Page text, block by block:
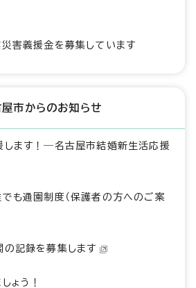
害義援金を募集しています
市からのお知らせ
します！―名古屋市結婚新生活応援
も通園制度（保護者の方へのご案
記録を募集します
ょう！